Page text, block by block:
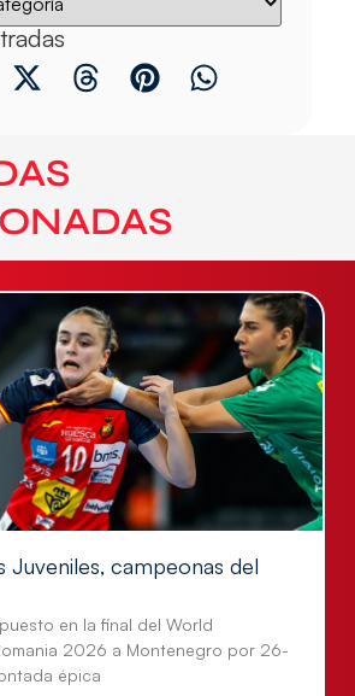
Juveniles, campeonas del
en la final del World
2026 a Montenegro por 26-
épica